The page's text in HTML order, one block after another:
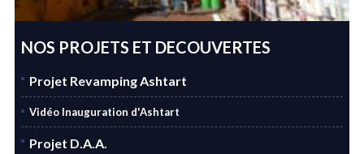
NOS PROJETS ET DECOUVERTES
Projet Revamping Ashtart
Vidéo Inauguration d'Ashtart
Projet D.A.A.